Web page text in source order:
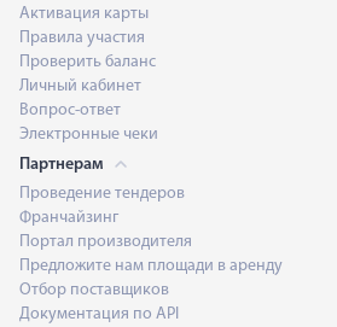
Активация карты
Правила участия
Проверить баланс
Личный кабинет
Вопрос-ответ
Электронные чеки
Партнерам
Проведение тендеров
Франчайзинг
Портал производителя
Предложите нам площади в аренду
Отбор поставщиков
Документация по API